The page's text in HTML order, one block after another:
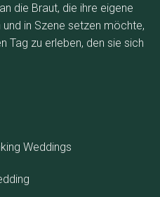
die Braut, die ihre eigene
in Szene setzen möchte,
Tag zu erleben, den sie sich
Weddings